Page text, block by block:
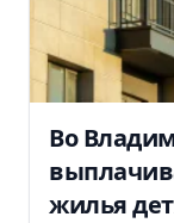
Во
жилья